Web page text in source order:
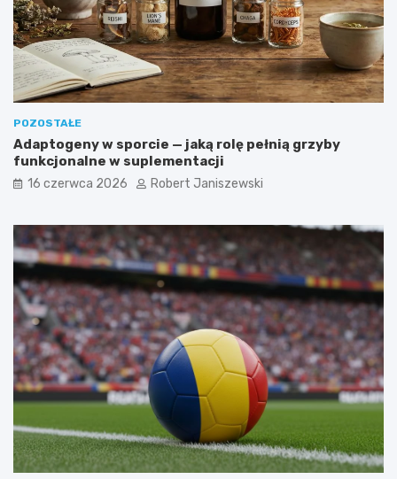
POZOSTAŁE
Adaptogeny w sporcie — jaką rolę pełnią grzyby
funkcjonalne w suplementacji
16 czerwca 2026 Robert Janiszewski